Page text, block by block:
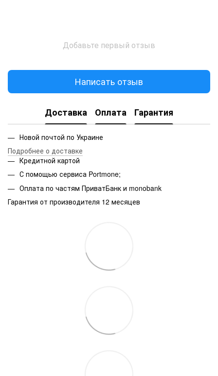
Добавьте первый отзыв
Написать отзыв
Доставка Оплата Гарантия
Новой почтой по Украине
Подробнее о доставке
Кредитной картой
С помощью сервиса Portmone;
Оплата по частям ПриватБанк и monobank
Гарантия от производителя 12 месяцев